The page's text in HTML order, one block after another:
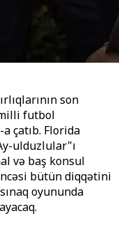
son
futbol
çatıb. Florida
ulduzlular"ı
və baş konsul
bütün diqqətini
oyununda